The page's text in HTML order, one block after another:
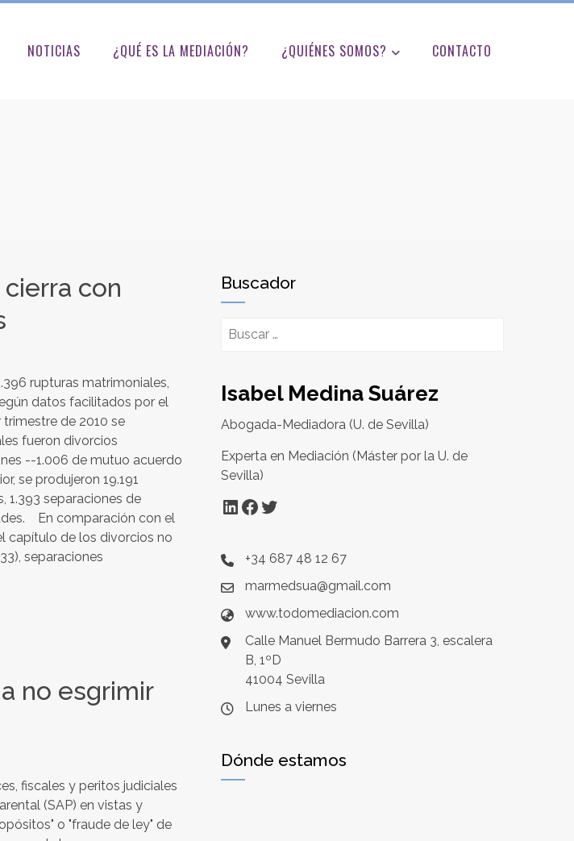
NOTICIAS ¿QUÉ ES LA MEDIACIÓN? ¿QUIÉNES SOMOS? CONTACTO
con
rupturas matrimoniales,
datos facilitados por el
trimestre de 2010 se
fueron divorcios
--1.006 de mutuo acuerdo
se produjeron 19.191
1.393 separaciones de
En comparación con el
capítulo de los divorcios no
separaciones
no esgrimir
fiscales y peritos judiciales
(SAP) en vistas y
o "fraude de ley" de
Buscador
Buscar:
Isabel Medina Suárez
Abogada-Mediadora (U. de Sevilla)
Experta en Mediación (Máster por la U. de
Sevilla)
LinkedIn
Facebook
Twitter
+34 687 48 12 67
marmedsua@gmail.com
www.todomediacion.com
Calle Manuel Bermudo Barrera 3, escalera
B, 1ºD
41004 Sevilla
Lunes a viernes
Dónde estamos